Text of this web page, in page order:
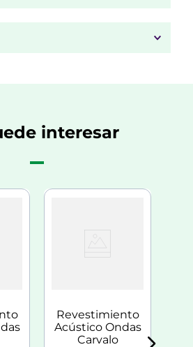
interesar
Revestimiento
Acústico Ondas
Carvalo